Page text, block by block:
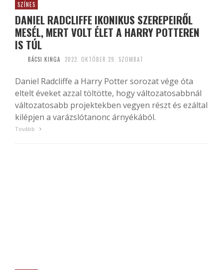
SZÍNES
DANIEL RADCLIFFE IKONIKUS SZEREPEIRŐL
MESÉL, MERT VOLT ÉLET A HARRY POTTEREN
IS TÚL
BÁCSI KINGA 2022. OKTÓBER 29. SZOMBAT
Daniel Radcliffe a Harry Potter sorozat vége óta
eltelt éveket azzal töltötte, hogy változatosabbnál
változatosabb projektekben vegyen részt és ezáltal
kilépjen a varázslótanonc árnyékából.
Tovább